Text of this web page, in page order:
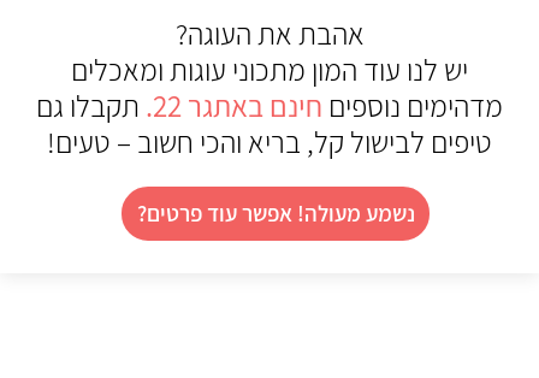
אהבת את העוגה?
יש לנו עוד המון מתכוני עוגות ומאכלים
מדהימים נוספים חינם באתגר 22 . תקבלו גם
טיפים לבישול קל, בריא והכי חשוב – טעים!
נשמע מעולה! אפשר עוד פרטים?